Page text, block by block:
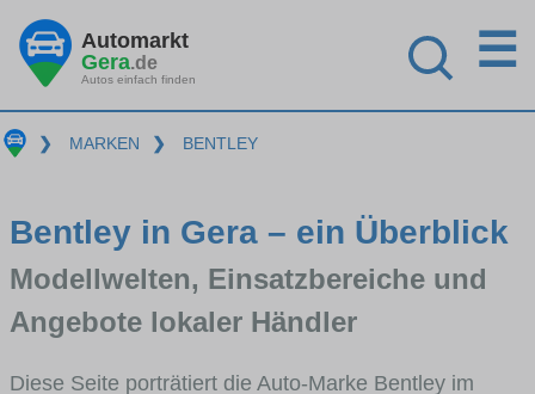
Automarkt
Gera.de
Autos einfach finden
☰
❯ MARKEN ❯ BENTLEY
Bentley in Gera – ein Überblick
Modellwelten, Einsatzbereiche und
Angebote lokaler Händler
Diese Seite porträtiert die Auto-Marke Bentley im